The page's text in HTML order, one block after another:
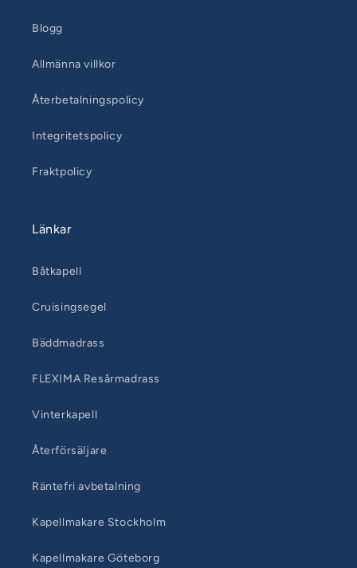
Blogg
Allmänna villkor
Återbetalningspolicy
Integritetspolicy
Fraktpolicy
Länkar
Båtkapell
Cruisingsegel
Bäddmadrass
FLEXIMA Resårmadrass
Vinterkapell
Återförsäljare
Räntefri avbetalning
Kapellmakare Stockholm
Kapellmakare Göteborg